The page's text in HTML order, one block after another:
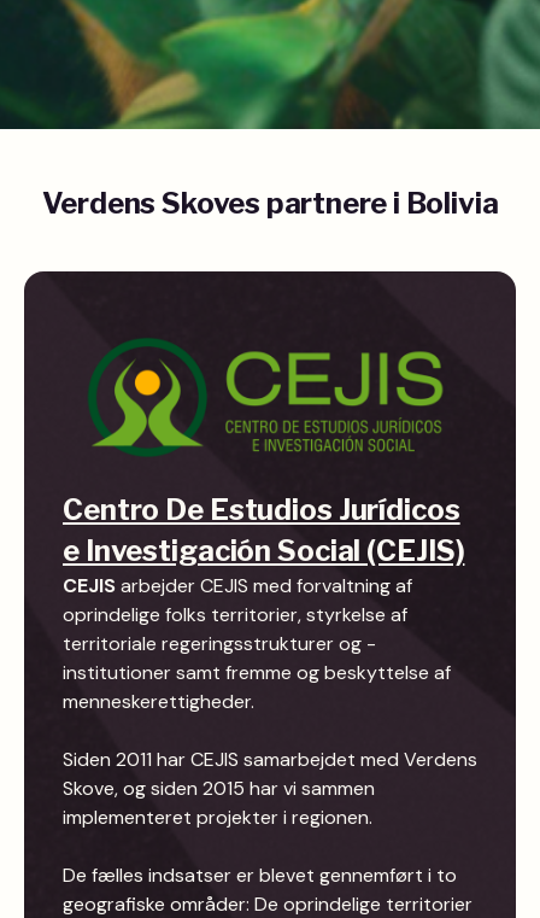
Verdens Skoves partnere i Bolivia
Centro De Estudios Jurídicos
e Investigación Social (CEJIS)
CEJISarbejder CEJIS med forvaltning af
oprindelige folks territorier, styrkelse af
territoriale regeringsstrukturer og -
institutioner samt fremme og beskyttelse af
menneskerettigheder.
Siden 2011 har CEJIS samarbejdet med Verdens
Skove, og siden 2015 har vi sammen
implementeret projekter i regionen.
De fælles indsatser er blevet gennemført i to
geografiske områder: De oprindelige territorier